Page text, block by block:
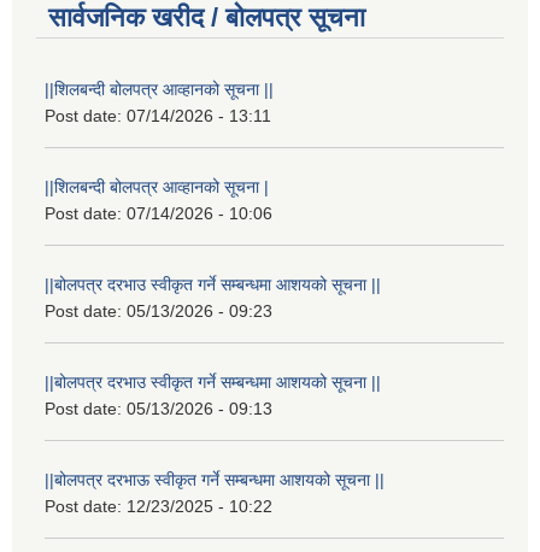
सार्वजनिक खरीद / बोलपत्र सूचना
||शिलबन्दी बोलपत्र आव्हानको सूचना ||
Post date: 07/14/2026 - 13:11
||शिलबन्दी बोलपत्र आव्हानको सूचना |
Post date: 07/14/2026 - 10:06
||बोलपत्र दरभाउ स्वीकृत गर्ने सम्बन्धमा आशयको सूचना ||
Post date: 05/13/2026 - 09:23
||बोलपत्र दरभाउ स्वीकृत गर्ने सम्बन्धमा आशयको सूचना ||
Post date: 05/13/2026 - 09:13
||बोलपत्र दरभाऊ स्वीकृत गर्ने सम्बन्धमा आशयको सूचना ||
Post date: 12/23/2025 - 10:22